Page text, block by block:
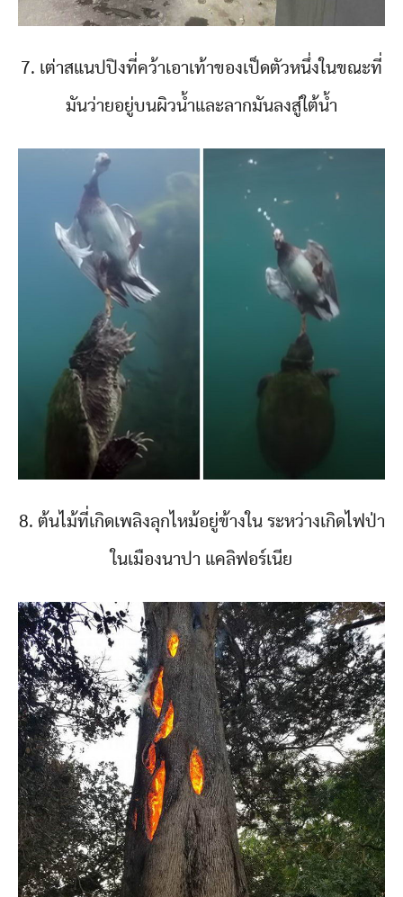
7. เต่าสแนปปิงที่คว้าเอาเท้าของเป็ดตัวหนึ่งในขณะที่
มันว่ายอยู่บนผิวน้ำและลากมันลงสู่ใต้น้ำ
8. ต้นไม้ที่เกิดเพลิงลุกไหม้อยู่ข้างใน ระหว่างเกิดไฟป่า
ในเมืองนาปา แคลิฟอร์เนีย